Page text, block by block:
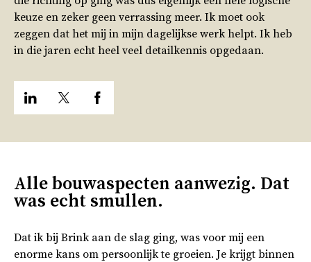
keuze en zeker geen verrassing meer. Ik moet ook
zeggen dat het mij in mijn dagelijkse werk helpt. Ik heb
in die jaren echt heel veel detailkennis opgedaan.
Alle bouwaspecten aanwezig. Dat
was echt smullen.
Dat ik bij Brink aan de slag ging, was voor mij een
enorme kans om persoonlijk te groeien. Je krijgt binnen